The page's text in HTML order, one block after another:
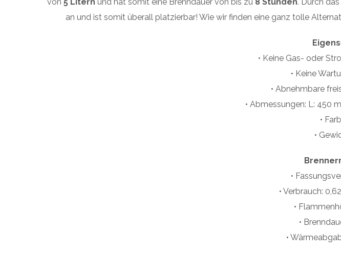
von 5 Litern und hat somit eine Brenndauer von bis zu 8 Stunden. Durch
an und ist somit überall platzierbar! Wie wir finden eine ganz tolle
• Keine Gas- oder
• Keine
• Abnehmbare
• Abmessungen: L: 450
•
•
•
• Verbrauch:
•
•
•